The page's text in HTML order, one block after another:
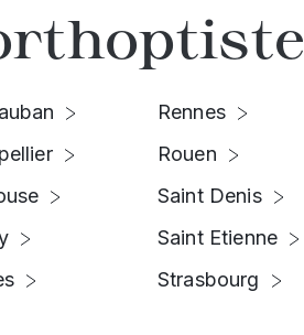
Rennes
Rouen
Saint Denis
Saint Etienne
Strasbourg